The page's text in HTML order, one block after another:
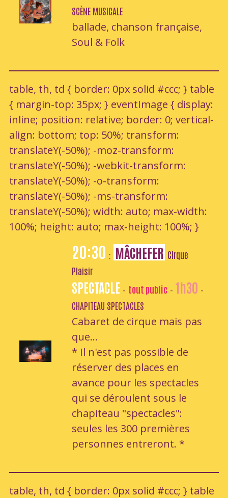
SCÈNE MUSICALE
ballade, chanson française,
Soul & Folk
table, th, td { border: 0px solid #ccc; } table
{ margin-top: 35px; } eventImage { display:
inline; position: relative; border: 0; vertical-
align: bottom; top: 50%; transform:
translateY(-50%); -moz-transform:
translateY(-50%); -webkit-transform:
translateY(-50%); -o-transform:
translateY(-50%); -ms-transform:
translateY(-50%); width: auto; max-width:
100%; height: auto; max-height: 100%; }
20:30 : MÂCHEFER Cirque
Plaisir
SPECTACLE - tout public- 1h30 -
CHAPITEAU SPECTACLES
Cabaret de cirque mais pas
que...
* Il n'est pas possible de
réserver des places en
avance pour les spectacles
qui se déroulent sous le
chapiteau "spectacles":
seules les 300 premières
personnes entreront. *
table, th, td { border: 0px solid #ccc; } table